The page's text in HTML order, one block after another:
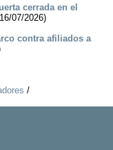
cerrada en el
07/2026)
contra afiliados a
/